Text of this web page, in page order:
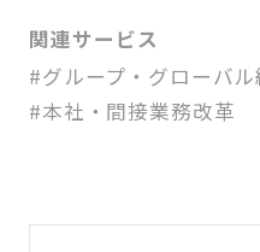
関連サービス
#グループ・グローバ
#本社・間接業務改革